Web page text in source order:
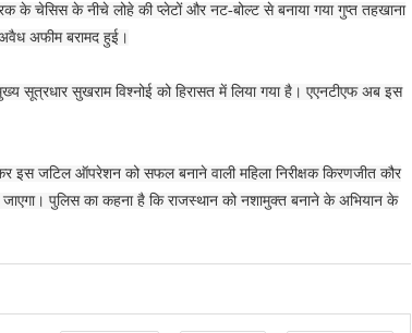
के चेसिस के नीचे लोहे की प्लेटों और नट-बोल्ट से बनाया गया गुप्त तहखाना
अफीम बरामद हुई।
सूत्रधार सुखराम विश्नोई को हिरासत में लिया गया है। एएनटीएफ अब इस
इस जटिल ऑपरेशन को सफल बनाने वाली महिला निरीक्षक किरणजीत कौर
पुलिस का कहना है कि राजस्थान को नशामुक्त बनाने के अभियान के